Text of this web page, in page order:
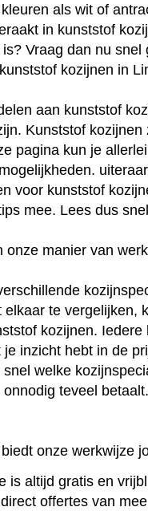
als wit of
in kunststof
Vraag dan nu
kozijnen in
aan kunststof
Kunststof
pagina kun je
voor kunststof
mee. Lees dus
onze manier van
elkaar te vergelijken,
kozijnen.
inzicht hebt in de
welke
onnodig teveel
onze werkwijze
is altijd gratis en
offertes van